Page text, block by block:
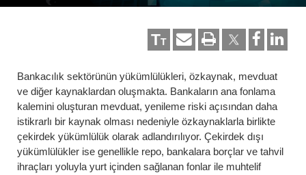
TT
Bankacılık sektörünün yükümlülükleri, özkaynak, mevduat
ve diğer kaynaklardan oluşmakta. Bankaların ana fonlama
kalemini oluşturan mevduat, yenileme riski açısından daha
istikrarlı bir kaynak olması nedeniyle özkaynaklarla birlikte
çekirdek yükümlülük olarak adlandırılıyor. Çekirdek dışı
yükümlülükler ise genellikle repo, bankalara borçlar ve tahvil
ihraçları yoluyla yurt içinden sağlanan fonlar ile muhtelif